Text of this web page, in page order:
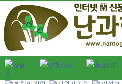
칼럼 난계소식 蘭갤러리
국